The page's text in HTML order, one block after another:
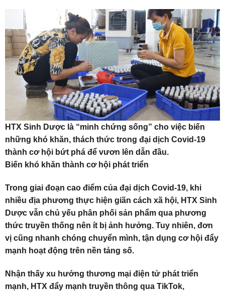
HTX Sinh Dược là “minh chứng sống” cho việc biến
những khó khăn, thách thức trong đại dịch Covid-19
thành cơ hội bứt phá để vươn lên dẫn đầu.
Biến khó khăn thành cơ hội phát triển
Trong giai đoạn cao điểm của đại dịch Covid-19, khi
nhiều địa phương thực hiện giãn cách xã hội, HTX Sinh
Dược vẫn chủ yếu phân phối sản phẩm qua phương
thức truyền thống nên ít bị ảnh hưởng. Tuy nhiên, đơn
vị cũng nhanh chóng chuyển mình, tận dụng cơ hội đẩy
mạnh hoạt động trên nền tảng số.
Nhận thấy xu hướng thương mại điện tử phát triển
mạnh, HTX đẩy mạnh truyền thông qua TikTok,